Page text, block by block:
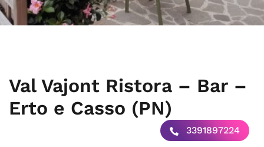
Val Vajont Ristora – Bar –
Erto e Casso (PN)
3391897224